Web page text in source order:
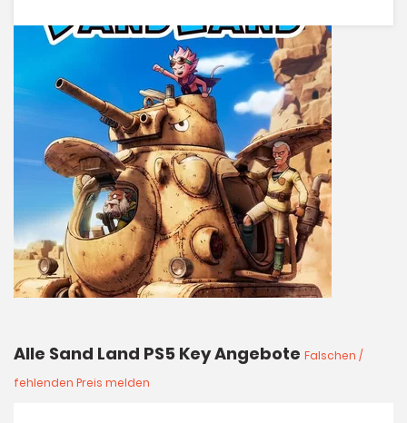
Alle Sand Land PS5 Key Angebote Falschen /
fehlenden Preis melden